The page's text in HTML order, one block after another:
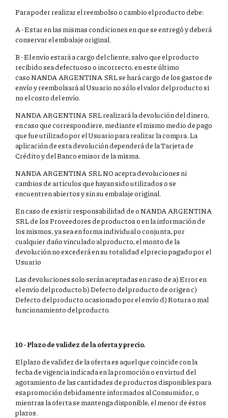
Para poder realizar el reembolso o cambio el producto debe:
A - Estar en las mismas condiciones en que se entregó y deberá
conservar el embalaje original.
B - El envío estará a cargo del cliente, salvo que el producto
recibido sea defectuoso o incorrecto, en este último
caso NANDA ARGENTINA SRL se hará cargo de los gastos de
envío y reembolsará al Usuario no sólo el valor del producto si
no el costo del envío.
NANDA ARGENTINA SRL realizará la devolución del dinero,
en caso que correspondiere, mediante el mismo medio de pago
que fue utilizado por el Usuario para realizar la compra. La
aplicación de esta devolución dependerá de la Tarjeta de
Crédito y del Banco emisor de la misma.
NANDA ARGENTINA SRL NO acepta devoluciones ni
cambios de artículos que hayan sido utilizados o se
encuentren abiertos y sin su embalaje original.
En caso de existir responsabilidad de o NANDA ARGENTINA
SRL de los Proveedores de productos o en la información de
los mismos, ya sea en forma individual o conjunta, por
cualquier daño vinculado al producto, el monto de la
devolución no excederá en su totalidad el precio pagado por el
Usuario
Las devoluciones solo serán aceptadas en caso de a) Error en
el envío del producto b) Defecto del producto de origen c)
Defecto del producto ocasionado por el envío d) Rotura o mal
funcionamiento del producto.
10 - Plazo de validez de la oferta y precio.
El plazo de validez de la oferta es aquel que coincide con la
fecha de vigencia indicada en la promoción o en virtud del
agotamiento de las cantidades de productos disponibles para
esa promoción debidamente informados al Consumidor, o
mientras la oferta se mantenga disponible, el menor de éstos
plazos.